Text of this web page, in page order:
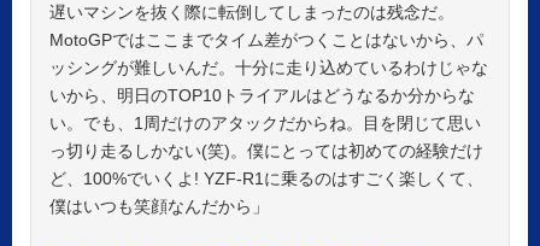
遅いマシンを抜く際に転倒してしまったのは残念だ。
MotoGPではここまでタイム差がつくことはないから、パ
ッシングが難しいんだ。十分に走り込めているわけじゃな
いから、明日のTOP10トライアルはどうなるか分からな
い。でも、1周だけのアタックだからね。目を閉じて思い
っ切り走るしかない(笑)。僕にとっては初めての経験だけ
ど、100%でいくよ! YZF-R1に乗るのはすごく楽しくて、
僕はいつも笑顔なんだから」